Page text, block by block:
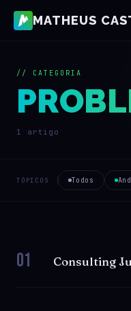
MATHEUS
// CATEGORIA
1 artigo
TÓPICOS Todos
01 Consulting